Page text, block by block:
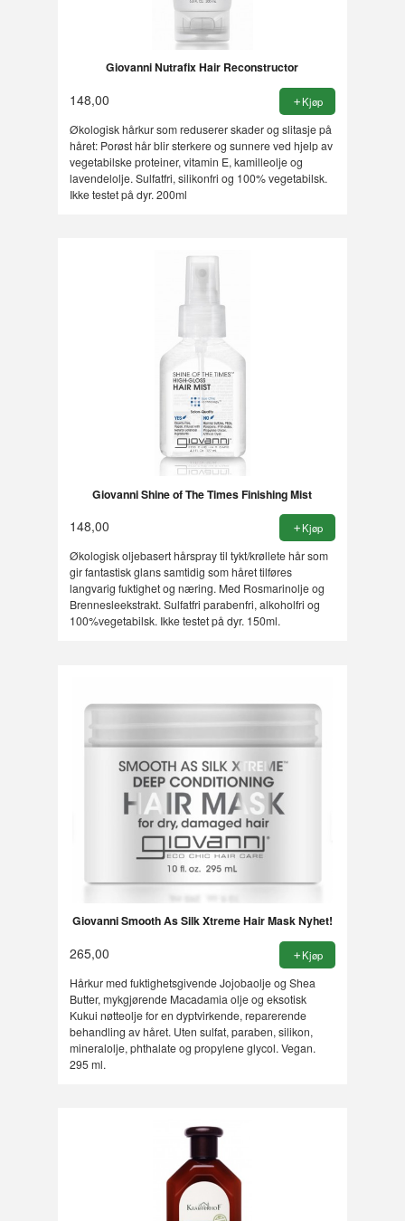
Giovanni Nutrafix Hair Reconstructor
148,00 Kjøp
Økologisk hårkur som reduserer skader og slitasje på
håret: Porøst hår blir sterkere og sunnere ved hjelp av
vegetabilske proteiner, vitamin E, kamilleolje og
lavendelolje. Sulfatfri, silikonfri og 100% vegetabilsk.
Ikke testet på dyr. 200ml
Giovanni Shine of The Times Finishing Mist
148,00 Kjøp
Økologisk oljebasert hårspray til tykt/krøllete hår som
gir fantastisk glans samtidig som håret tilføres
langvarig fuktighet og næring. Med Rosmarinolje og
Brennesleekstrakt. Sulfatfri parabenfri, alkoholfri og
100%vegetabilsk. Ikke testet på dyr. 150ml.
Giovanni Smooth As Silk Xtreme Hair Mask Nyhet!
265,00 Kjøp
Hårkur med fuktighetsgivende Jojobaolje og Shea
Butter, mykgjørende Macadamia olje og eksotisk
Kukui nøtteolje for en dyptvirkende, reparerende
behandling av håret. Uten sulfat, paraben, silikon,
mineralolje, phthalate og propylene glycol. Vegan.
295 ml.